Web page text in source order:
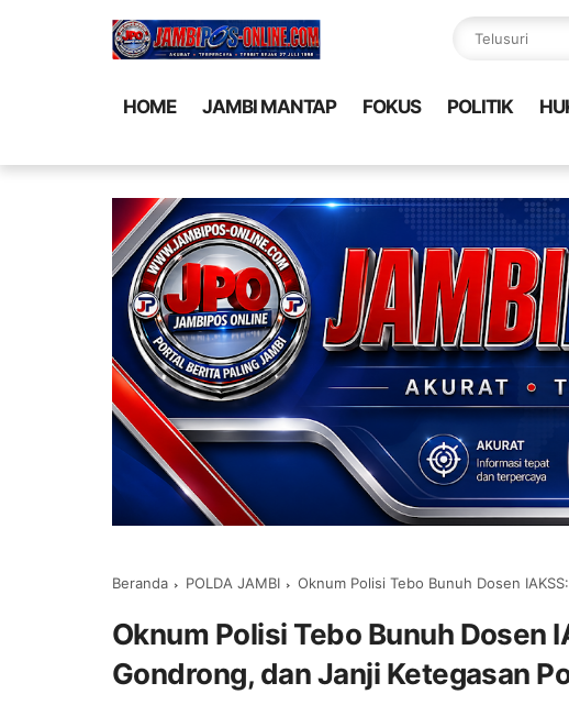
HOME JAMBI MANTAP FOKUS POLITIK
Beranda POLDA JAMBI Oknum Polisi Tebo Bunuh Dosen IAKSS:
Oknum Polisi Tebo Bunuh Dosen
Gondrong, dan Janji Ketegasan